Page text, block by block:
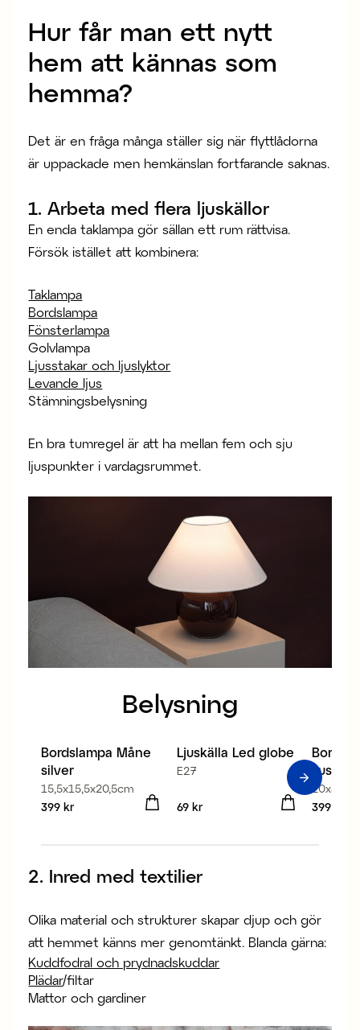
Hur får man ett nytt
hem att kännas som
hemma?
Det är en fråga många ställer sig när flyttlådorna
är uppackade men hemkänslan fortfarande saknas.
1. Arbeta med flera ljuskällor
En enda taklampa gör sällan ett rum rättvisa.
Försök istället att kombinera:
Taklampa
Bordslampa
Fönsterlampa
Golvlampa
Ljusstakar och ljuslyktor
Levande ljus
Stämningsbelysning
En bra tumregel är att ha mellan fem och sju
ljuspunkter i vardagsrummet.
Belysning
Bordslampa Måne
silver
15,5x15,5x20,5cm
Pris :399 kr
399 kr
Ljuskälla Led globe
E27
Pris:
69 kr
20x33,7
Pris
399 kr
2. Inred med textilier
Olika material och strukturer skapar djup och gör
att hemmet känns mer genomtänkt. Blanda gärna:
Kuddfodral och prydnadskuddar
Plädar/filtar
Mattor och gardiner